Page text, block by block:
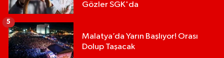
Gözler SGK'da
Malatya’da Yarın Başlıyor! Orası
Dolup Taşacak
5